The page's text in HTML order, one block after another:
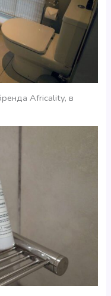
Africality, в